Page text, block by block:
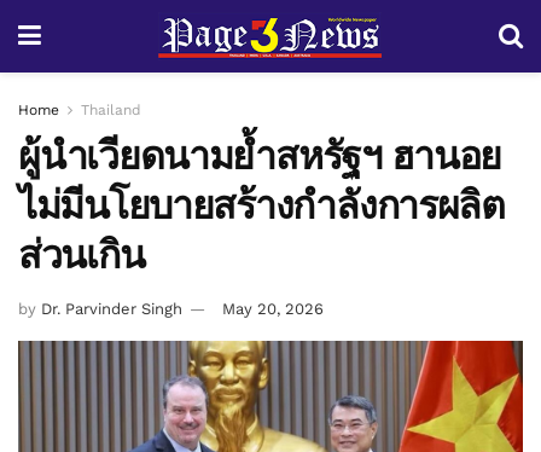
Home Thailand
ผู้นำเวียดนามย้ำสหรัฐฯ ฮานอย
ไม่มีนโยบายสร้างกำลังการผลิต
ส่วนเกิน
by Dr. Parvinder Singh May 20, 2026